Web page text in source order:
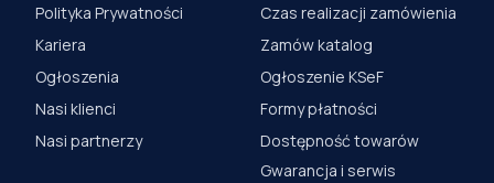
Polityka Prywatności
Kariera
Ogłoszenia
Nasi klienci
Nasi partnerzy
Czas realizacji zamówienia
Zamów katalog
Ogłoszenie KSeF
Formy płatności
Dostępność towarów
Gwarancja i serwis